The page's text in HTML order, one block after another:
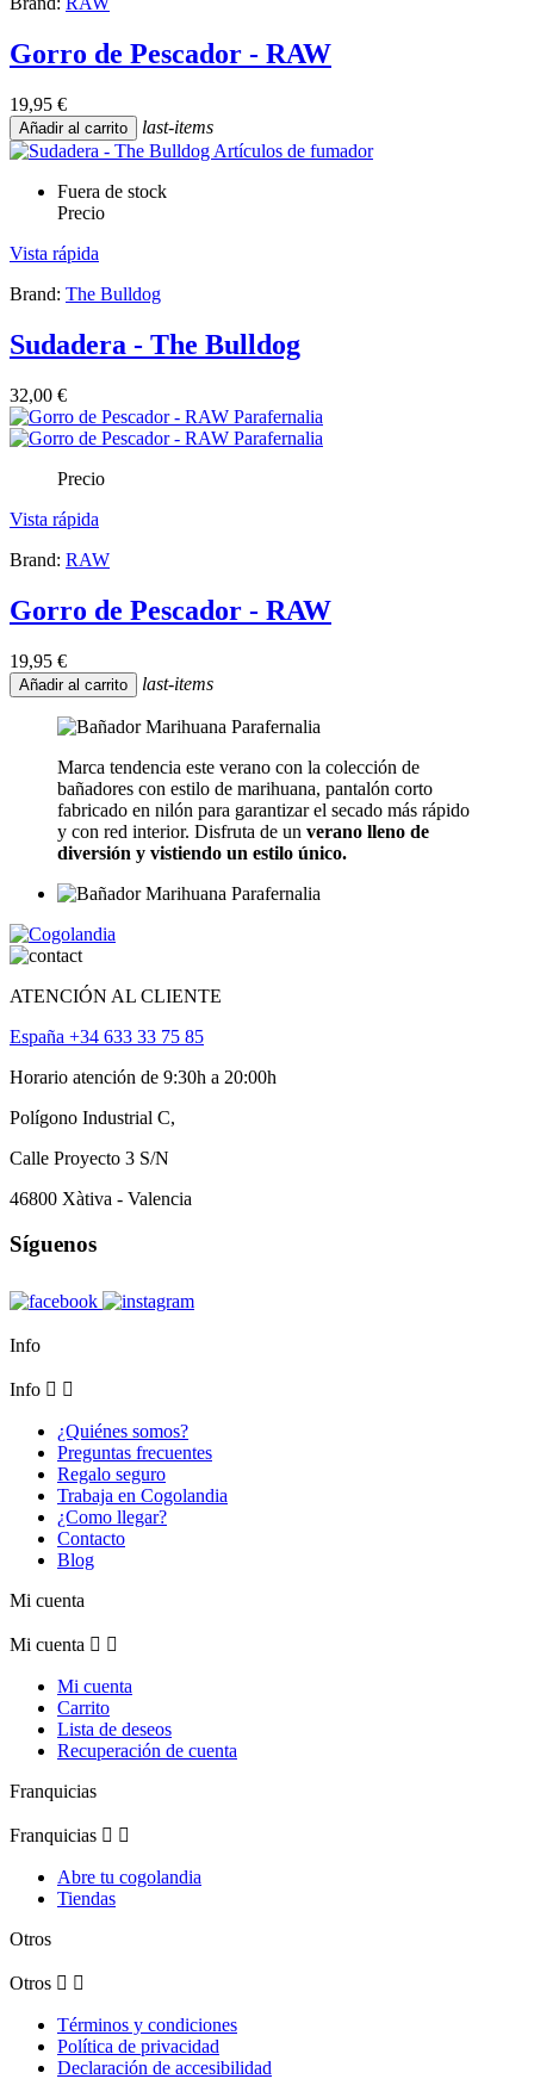
Gorro de Pescador - RAW
19,95 €
Añadir al carrito last-items
Fuera de stock
Precio
Vista rápida
Brand: The Bulldog
Sudadera - The Bulldog
32,00 €
Precio
Vista rápida
Brand: RAW
Gorro de Pescador - RAW
19,95 €
Añadir al carrito last-items
Marca tendencia este verano con la colección de
bañadores con estilo de marihuana, pantalón corto
fabricado en nilón para garantizar el secado más rápido
y con red interior. Disfruta de un verano lleno de
diversión y vistiendo un estilo único.
ATENCIÓN AL CLIENTE
España +34 633 33 75 85
Horario atención de 9:30h a 20:00h
Polígono Industrial C,
Calle Proyecto 3 S/N
46800 Xàtiva - Valencia
Síguenos
Info
Info  
¿Quiénes somos?
Preguntas frecuentes
Regalo seguro
Trabaja en Cogolandia
¿Como llegar?
Contacto
Blog
Mi cuenta
Mi cuenta  
Mi cuenta
Carrito
Lista de deseos
Recuperación de cuenta
Franquicias
Franquicias  
Abre tu cogolandia
Tiendas
Otros
Otros  
Términos y condiciones
Política de privacidad
Declaración de accesibilidad